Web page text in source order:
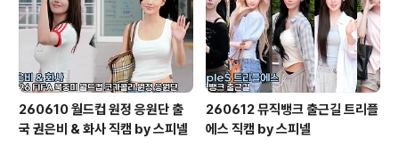
260610 월드컵 원정 응원단 출
국 권은비 & 화사 직캠 by 스피넬
260612 뮤직뱅크 출근길 트리플
에스 직캠 by 스피넬